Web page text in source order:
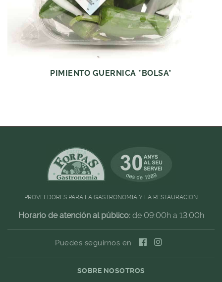
PIMIENTO GUERNICA *BOLSA*
PROVEEDORES PARA LA GASTRONOMIA Y LA RESTAURACIÓN
Horario de atención al público:de 09:00h a 13:00h
Puedes seguirnos en
SOBRE NOSOTROS